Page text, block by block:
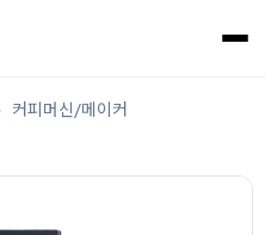
커피머신/메이커